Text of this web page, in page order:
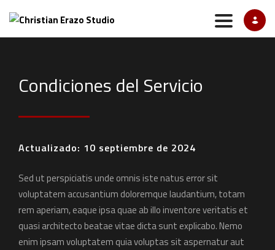
TOGGLE
Condiciones del Servicio
Actualizado: 10 septiembre de 2024
Sed ut perspiciatis unde omnis iste natus error sit
voluptatem accusantium doloremque laudantium, totam
rem aperiam, eaque ipsa quae ab illo inventore veritatis et
quasi architecto beatae vitae dicta sunt explicabo. Nemo
enim ipsam voluptatem quia voluptas sit aspernatur aut